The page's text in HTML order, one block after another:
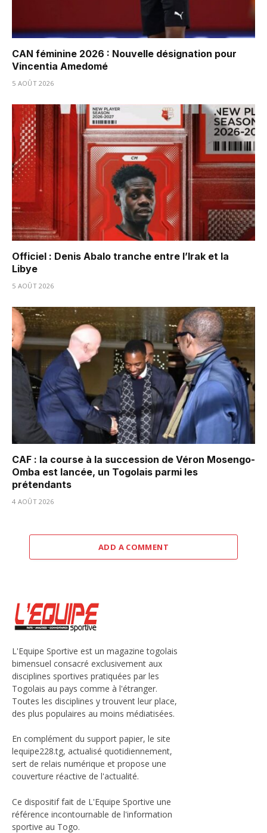
CAN féminine 2026 : Nouvelle désignation pour
Vincentia Amedomé
5 AOÛT 2026
Officiel : Denis Abalo tranche entre l’Irak et la
Libye
5 AOÛT 2026
CAF : la course à la succession de Véron Mosengo-
Omba est lancée, un Togolais parmi les
prétendants
4 AOÛT 2026
ADD A COMMENT
L'Equipe Sportive est un magazine togolais
bimensuel consacré exclusivement aux
disciplines sportives pratiquées par les
Togolais au pays comme à l'étranger.
Toutes les disciplines y trouvent leur place,
des plus populaires au moins médiatisées.
En complément du support papier, le site
lequipe228.tg, actualisé quotidiennement,
sert de relais numérique et propose une
couverture réactive de l'actualité.
Ce dispositif fait de L'Equipe Sportive une
référence incontournable de l'information
sportive au Togo.